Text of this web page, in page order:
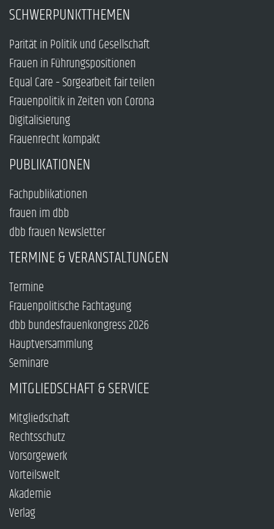
SCHWERPUNKTTHEMEN
Parität in Politik und Gesellschaft
Frauen in Führungspositionen
Equal Care – Sorgearbeit fair teilen
Frauenpolitik in Zeiten von Corona
Digitalisierung
Frauenrecht kompakt
PUBLIKATIONEN
Fachpublikationen
frauen im dbb
dbb frauen Newsletter
TERMINE & VERANSTALTUNGEN
Termine
Frauenpolitische Fachtagung
dbb bundesfrauenkongress 2026
Hauptversammlung
Seminare
MITGLIEDSCHAFT & SERVICE
Mitgliedschaft
Rechtsschutz
Vorsorgewerk
Vorteilswelt
Akademie
Verlag